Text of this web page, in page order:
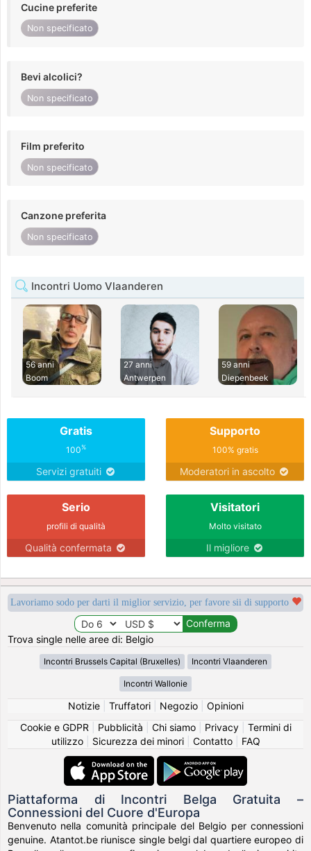
Cucine preferite
Non specificato
Bevi alcolici?
Non specificato
Film preferito
Non specificato
Canzone preferita
Non specificato
Incontri Uomo Vlaanderen
56 anni
Boom
27 anni
Antwerpen
59 anni
Diepenbeek
Gratis
100%
Servizi gratuiti
Supporto
100% gratis
Moderatori in ascolto
Serio
profili di qualità
Qualità confermata
Visitatori
Molto visitato
Il migliore
Lavoriamo sodo per darti il miglior servizio, per favore sii di supporto
Trova single nelle aree di: Belgio
Incontri Brussels Capital (Bruxelles) Incontri Vlaanderen
Incontri Wallonie
Notizie| Truffatori| Negozio| Opinioni
Cookie e GDPR
Pubblicità Chi siamo| Privacy| Termini di
utilizzo| Sicurezza dei minori| Contatto| FAQ
Piattaforma di Incontri Belga Gratuita –
Connessioni del Cuore d'Europa
Benvenuto nella comunità principale del Belgio per connessioni
genuine. Atantot.be riunisce single belgi dal quartiere europeo di